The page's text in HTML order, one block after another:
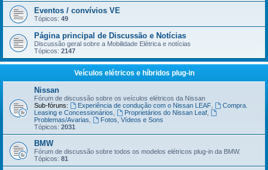
r
Eventos / convívios VE
Tópicos: 49
Página principal de Discussão e Notícias
Discussão geral sobre a Mobilidade Elétrica e notícias
Tópicos: 2147
Veículos elétricos e híbridos plug-in
Nissan
Fórum de discussão sobre os veículos elétricos da Nissan
Sub-fóruns:
Experiência de condução com o Nissan LEAF,
Compra.
Leasing e Concessionários
Proprietários do Nissan Leaf,
Problemas/Avarias
Fotos, Vídeos e Sons
Tópicos: 2031
BMW
Fórum de discussão sobre todos os modelos elétricos plug-in da BMW.
Tópicos: 81